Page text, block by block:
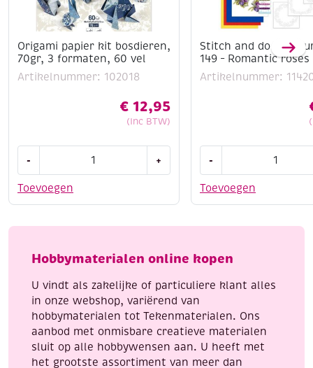
Origami papier kit bosdieren,
70gr, 3 formaten, 60 vel
Artikelnummer: 102018
€ 12,95
(Inc BTW)
Toevoegen
-
kit
3
aantal
+
Stitch and do
149 – Romantic roses
Artikelnummer:
Toevoegen
-
do
-
roses
Hobbymaterialen online kopen
U vindt als zakelijke of particuliere klant alles
in onze webshop, variërend van
hobbymaterialen tot Tekenmaterialen. Ons
aanbod met onmisbare creatieve materialen
sluit op alle hobbywensen aan. U heeft met
het grootste assortiment van meer dan